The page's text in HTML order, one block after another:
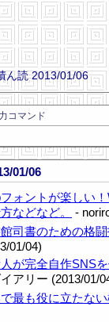
ん読 2013/01/06
コマンド
01/06
ォントが楽しい
などなど。
-
司書のための格
01/04)
人が完全自作SNS
アリー (2013/01/
最も役に立たない